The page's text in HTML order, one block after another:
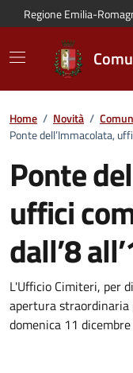
Vai al contenuto
Vai alla navigazione del
Vai al piede di pagina
Regione Emilia-
Home / Novità /
Ponte dell’Immacolata,
Ponte
uffici
dall’8
Dettagli
L'Ufficio Cimiteri, per
apertura straordinaria
domenica 11 dicembre